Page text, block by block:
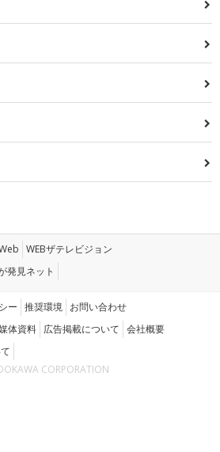
WEBザテレビジョン
発見ネット
ー 推奨環境 お問い合わせ
体資料 広告掲載について 会社概要
CORPORATION